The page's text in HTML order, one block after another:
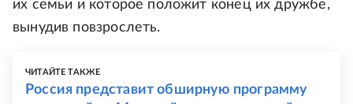
их семьи и которое положит конец их дружбе,
вынудив повзрослеть.
ЧИТАЙТЕ ТАКЖЕ
Россия представит обширную программу